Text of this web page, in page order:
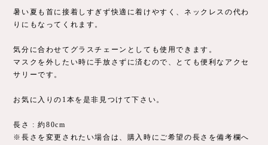
暑い夏も首に接着しすぎず快適に着けやすく、ネックレスの代わ
りにもなってくれます。
気分に合わせてグラスチェーンとしても使用できます。
マスクを外したい時に手放さずに済むので、とても便利なアクセ
サリーです。
お気に入りの1本を是非見つけて下さい。
長さ : 約80cm
※長さを変更されたい場合は、購入時にご希望の長さを備考欄へ